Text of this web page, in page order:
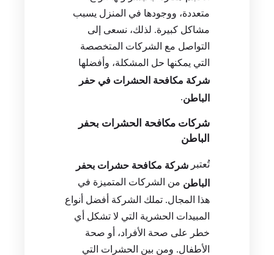
متعددة، ووجودها في المنزل يسبب
مشاكل كبيرة. لذلك، نسعى إلى
التواصل مع الشركات المتخصصة
التي يمكنها حل المشكلة، وأفضلها
شركة مكافحة الحشرات في حفر
الباطن.
شركات مكافحة الحشرات بحفر
الباطن
تُعتبر شركة مكافحة حشرات بحفر
الباطن من الشركات المتميزة في
هذا المجال. تملك الشركة أفضل أنواع
المبيدات الحشرية التي لا تشكل أي
خطر على صحة الأفراد، أو صحة
الأطفال. ومن بين الحشرات التي